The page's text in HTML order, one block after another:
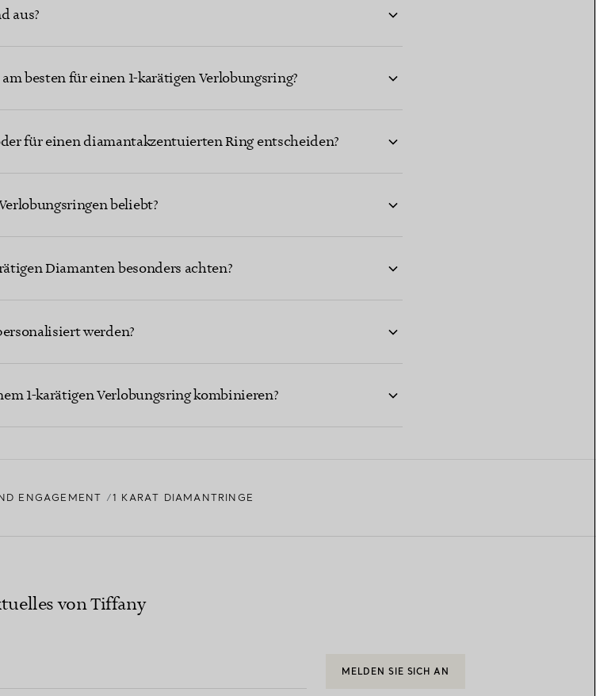
aus?
besten für einen 1-karätigen Verlobungsring?
für einen diamantakzentuierten Ring entscheiden?
beliebt?
Diamanten besonders achten?
werden?
1-karätigen Verlobungsring kombinieren?
ENGAGEMENT 1 KARAT DIAMANTRINGE
von Tiffany
MELDEN SIE SICH AN